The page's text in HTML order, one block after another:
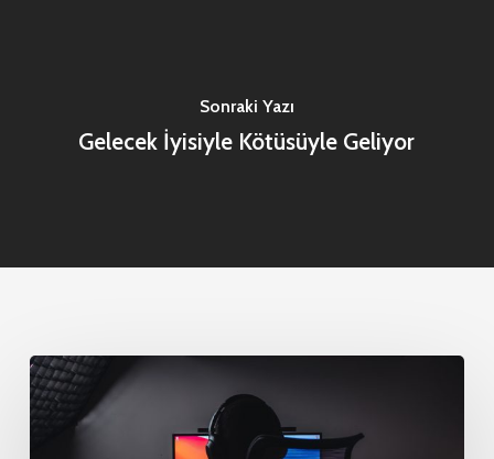
Sonraki Yazı
Gelecek İyisiyle Kötüsüyle Geliyor
En
İyi